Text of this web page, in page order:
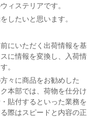
ィステリアです。
したいと思います。
にいただく出荷情報を基
に情報を変換し、入荷情
。
々に商品をお勧めした
本部では、荷物を仕分け
貼付するといった業務を
際はスピードと内容の正